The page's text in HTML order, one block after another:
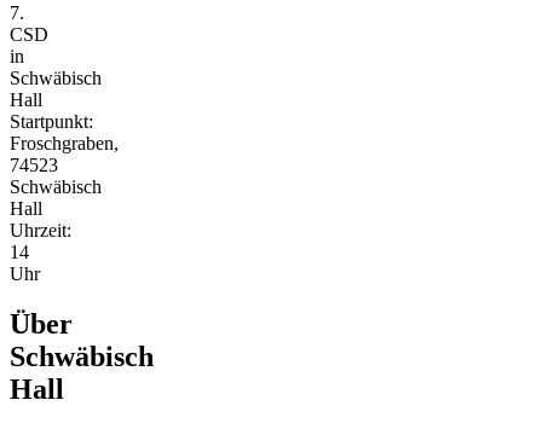
7.
CSD
in
Schwäbisch
Hall
Startpunkt:
Froschgraben,
74523
Schwäbisch
Hall
Uhrzeit:
14
Uhr
Über
Schwäbisch
Hall